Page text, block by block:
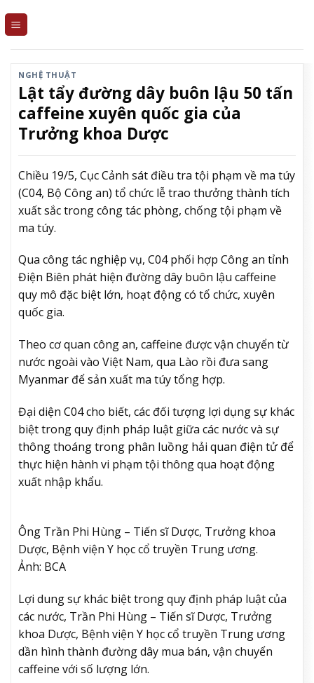
NGHỆ THUẬT
Lật tẩy đường dây buôn lậu 50 tấn
caffeine xuyên quốc gia của
Trưởng khoa Dược
Chiều 19/5, Cục Cảnh sát điều tra tội phạm về ma túy
(C04, Bộ Công an) tổ chức lễ trao thưởng thành tích
xuất sắc trong công tác phòng, chống tội phạm về
ma túy.
Qua công tác nghiệp vụ, C04 phối hợp Công an tỉnh
Điện Biên phát hiện đường dây buôn lậu caffeine
quy mô đặc biệt lớn, hoạt động có tổ chức, xuyên
quốc gia.
Theo cơ quan công an, caffeine được vận chuyển từ
nước ngoài vào Việt Nam, qua Lào rồi đưa sang
Myanmar để sản xuất ma túy tổng hợp.
Đại diện C04 cho biết, các đối tượng lợi dụng sự khác
biệt trong quy định pháp luật giữa các nước và sự
thông thoáng trong phân luồng hải quan điện tử để
thực hiện hành vi phạm tội thông qua hoạt động
xuất nhập khẩu.
Ông Trần Phi Hùng – Tiến sĩ Dược, Trưởng khoa
Dược, Bệnh viện Y học cổ truyền Trung ương.
Ảnh: BCA
Lợi dung sự khác biệt trong quy định pháp luật của
các nước, Trần Phi Hùng – Tiến sĩ Dược, Trưởng
khoa Dược, Bệnh viện Y học cổ truyền Trung ương
dần hình thành đường dây mua bán, vận chuyển
caffeine với số lượng lớn.